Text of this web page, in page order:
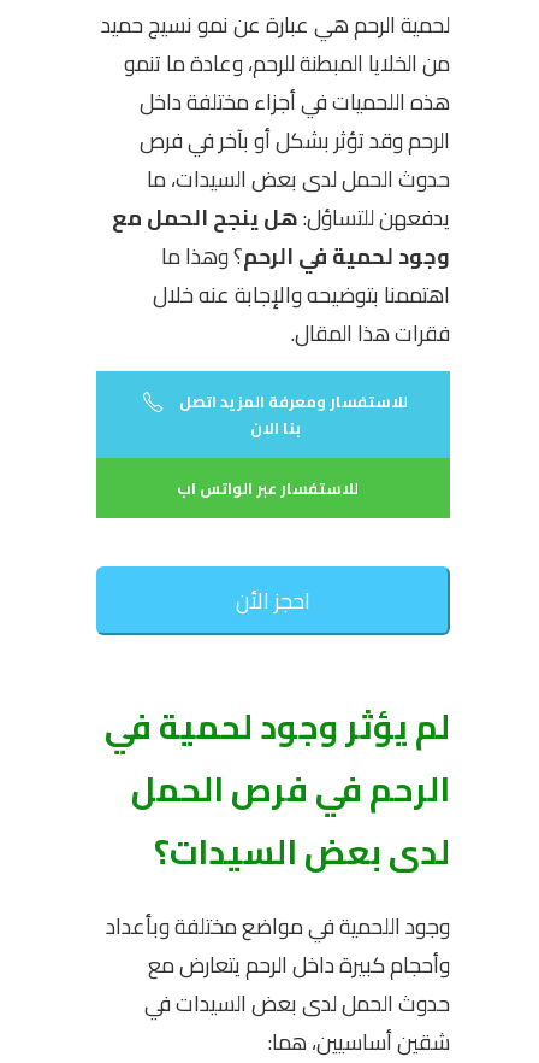
لحمية الرحم هي عبارة عن نمو نسيج حميد
من الخلايا المبطنة للرحم، وعادة ما تنمو
هذه اللحميات في أجزاء مختلفة داخل
الرحم وقد تؤثر بشكل أو بآخر في فرص
حدوث الحمل لدى بعض السيدات، ما
يدفعهن للتساؤل:هل ينجح الحمل مع
وجود لحمية في الرحم؟ وهذا ما
اهتممنا بتوضيحه والإجابة عنه خلال
فقرات هذا المقال.
للاستفسار ومعرفة المزيد اتصل
بنا الان
للاستفسار عبر الواتس اب
احجز الأن
لم يؤثر وجود لحمية في
الرحم في فرص الحمل
لدى بعض السيدات؟
وجود اللحمية في مواضع مختلفة وبأعداد
وأحجام كبيرة داخل الرحم يتعارض مع
حدوث الحمل لدى بعض السيدات في
شقين أساسيين، هما: